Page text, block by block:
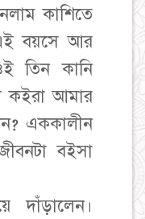
কাশিতে
বয়সে আর
তিন কানি
কইরা আমার
এককালীন
বইসা